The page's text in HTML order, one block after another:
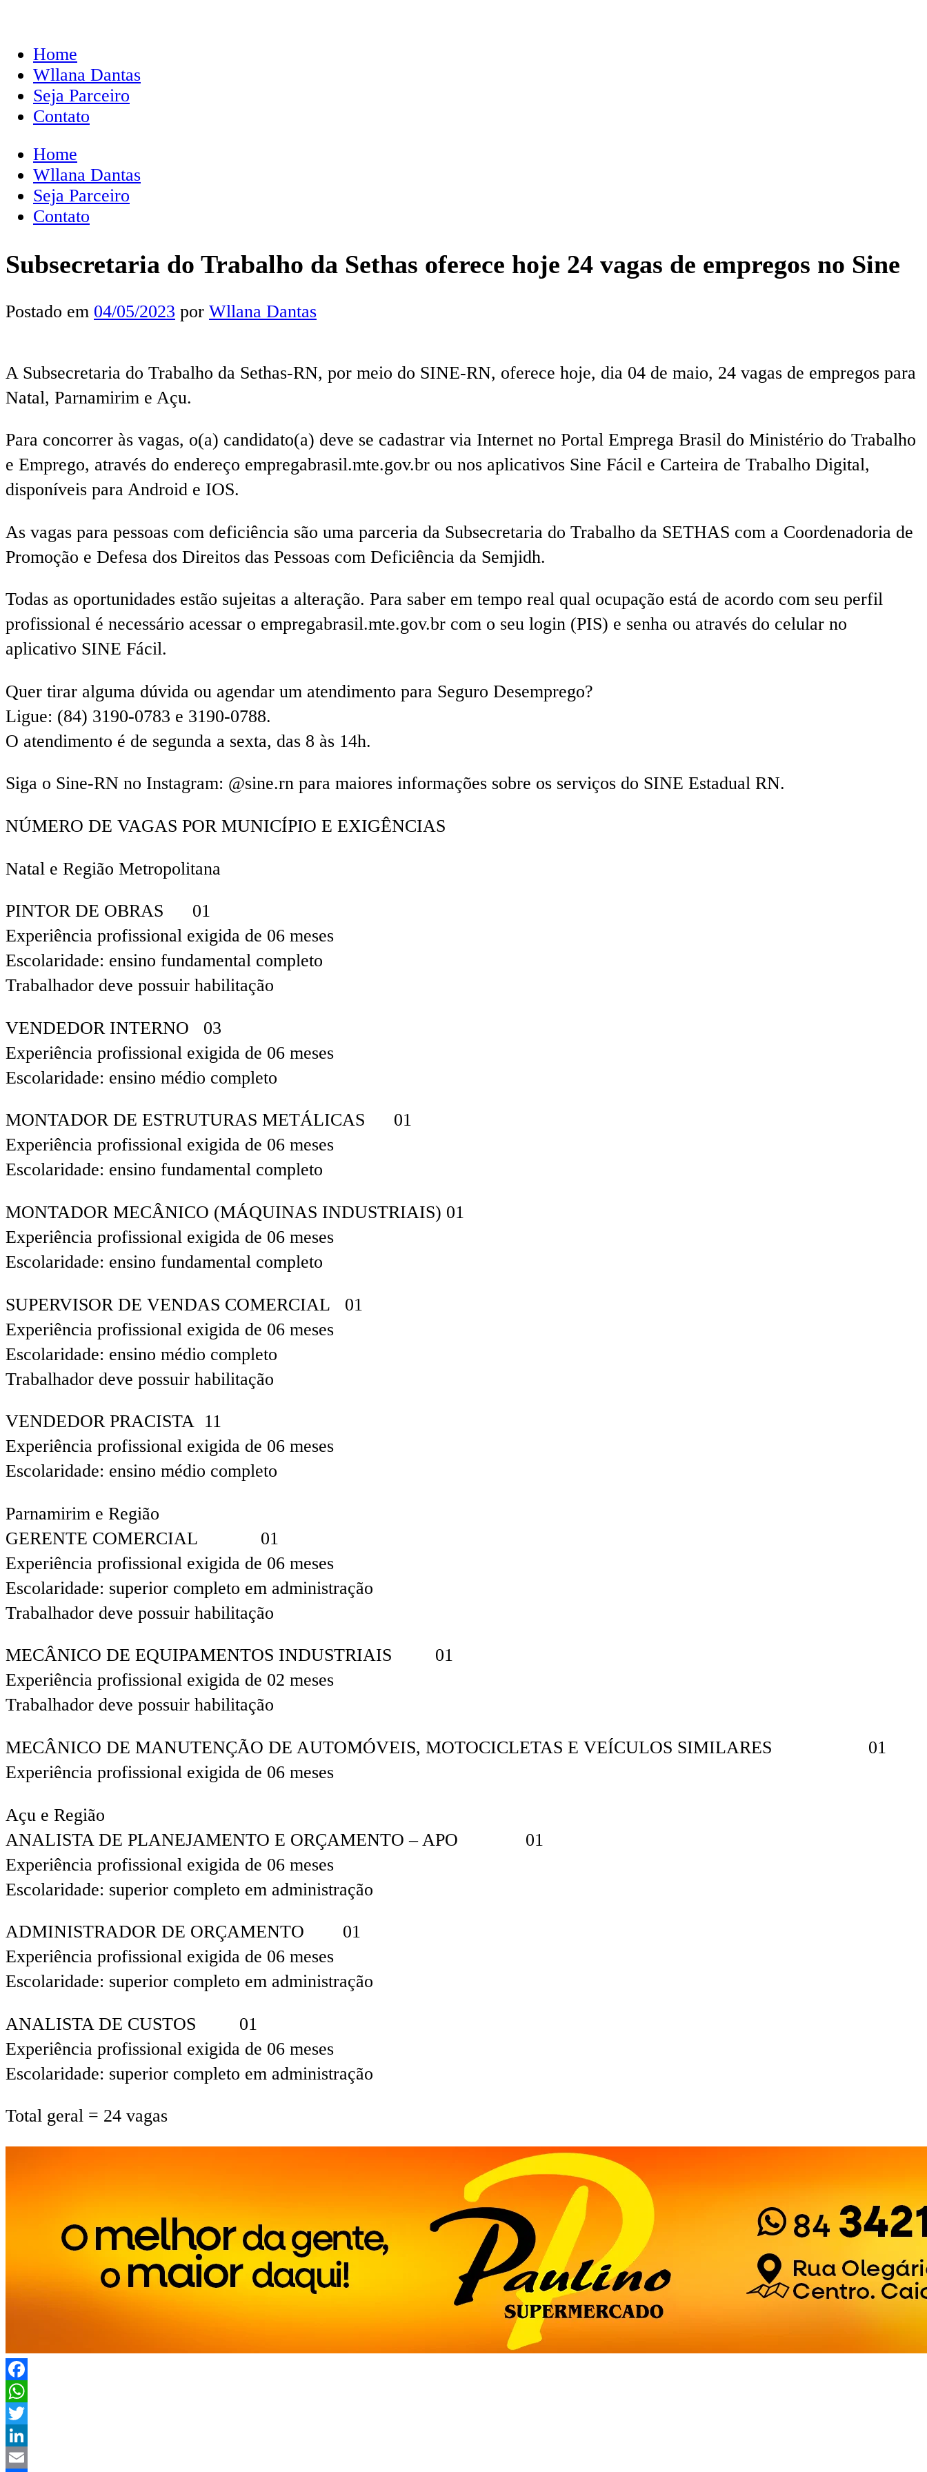
Home
Wllana Dantas
Seja Parceiro
Contato
Home
Wllana Dantas
Seja Parceiro
Contato
Subsecretaria do Trabalho da Sethas oferece hoje 24 vagas de empregos no Sine
Postado em 04/05/2023 por Wllana Dantas
A Subsecretaria do Trabalho da Sethas-RN, por meio do SINE-RN, oferece hoje, dia 04 de maio, 24 vagas de empregos para
Natal, Parnamirim e Açu.
Para concorrer às vagas, o(a) candidato(a) deve se cadastrar via Internet no Portal Emprega Brasil do Ministério do Trabalho
e Emprego, através do endereço empregabrasil.mte.gov.br ou nos aplicativos Sine Fácil e Carteira de Trabalho Digital,
disponíveis para Android e IOS.
As vagas para pessoas com deficiência são uma parceria da Subsecretaria do Trabalho da SETHAS com a Coordenadoria de
Promoção e Defesa dos Direitos das Pessoas com Deficiência da Semjidh.
Todas as oportunidades estão sujeitas a alteração. Para saber em tempo real qual ocupação está de acordo com seu perfil
profissional é necessário acessar o empregabrasil.mte.gov.br com o seu login (PIS) e senha ou através do celular no
aplicativo SINE Fácil.
Quer tirar alguma dúvida ou agendar um atendimento para Seguro Desemprego?
Ligue: (84) 3190-0783 e 3190-0788.
O atendimento é de segunda a sexta, das 8 às 14h.
Siga o Sine-RN no Instagram: @sine.rn para maiores informações sobre os serviços do SINE Estadual RN.
NÚMERO DE VAGAS POR MUNICÍPIO E EXIGÊNCIAS
Natal e Região Metropolitana
PINTOR DE OBRAS 01
Experiência profissional exigida de 06 meses
Escolaridade: ensino fundamental completo
Trabalhador deve possuir habilitação
VENDEDOR INTERNO 03
Experiência profissional exigida de 06 meses
Escolaridade: ensino médio completo
MONTADOR DE ESTRUTURAS METÁLICAS 01
Experiência profissional exigida de 06 meses
Escolaridade: ensino fundamental completo
MONTADOR MECÂNICO (MÁQUINAS INDUSTRIAIS) 01
Experiência profissional exigida de 06 meses
Escolaridade: ensino fundamental completo
SUPERVISOR DE VENDAS COMERCIAL 01
Experiência profissional exigida de 06 meses
Escolaridade: ensino médio completo
Trabalhador deve possuir habilitação
VENDEDOR PRACISTA 11
Experiência profissional exigida de 06 meses
Escolaridade: ensino médio completo
Parnamirim e Região
GERENTE COMERCIAL 01
Experiência profissional exigida de 06 meses
Escolaridade: superior completo em administração
Trabalhador deve possuir habilitação
MECÂNICO DE EQUIPAMENTOS INDUSTRIAIS 01
Experiência profissional exigida de 02 meses
Trabalhador deve possuir habilitação
MECÂNICO DE MANUTENÇÃO DE AUTOMÓVEIS, MOTOCICLETAS E VEÍCULOS SIMILARES 01
Experiência profissional exigida de 06 meses
Açu e Região
ANALISTA DE PLANEJAMENTO E ORÇAMENTO – APO 01
Experiência profissional exigida de 06 meses
Escolaridade: superior completo em administração
ADMINISTRADOR DE ORÇAMENTO 01
Experiência profissional exigida de 06 meses
Escolaridade: superior completo em administração
ANALISTA DE CUSTOS 01
Experiência profissional exigida de 06 meses
Escolaridade: superior completo em administração
Total geral = 24 vagas
Facebook
WhatsApp
Twitter
LinkedIn